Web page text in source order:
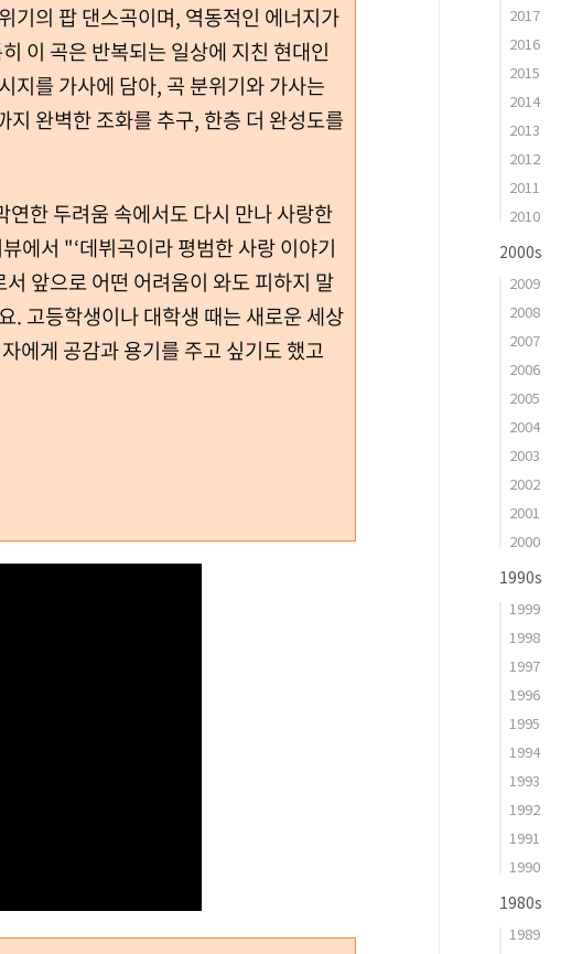
기의 팝 댄스곡이며, 역동적인 에너지가
이 곡은 반복되는 일상에 지친 현대인
지를 가사에 담아, 곡 분위기와 가사는
완벽한 조화를 추구, 한층 더 완성도를
한 두려움 속에서도 다시 만나 사랑한
에서 "‘데뷔곡이라 평범한 사랑 이야기
앞으로 어떤 어려움이 와도 피하지 말
. 고등학생이나 대학생 때는 새로운 세상
에게 공감과 용기를 주고 싶기도 했고
2017
2016
2015
2014
2013
2012
2011
2010
2000s
2009
2008
2007
2006
2005
2004
2003
2002
2001
2000
1990s
1999
1998
1997
1996
1995
1994
1993
1992
1991
1990
1980s
1989